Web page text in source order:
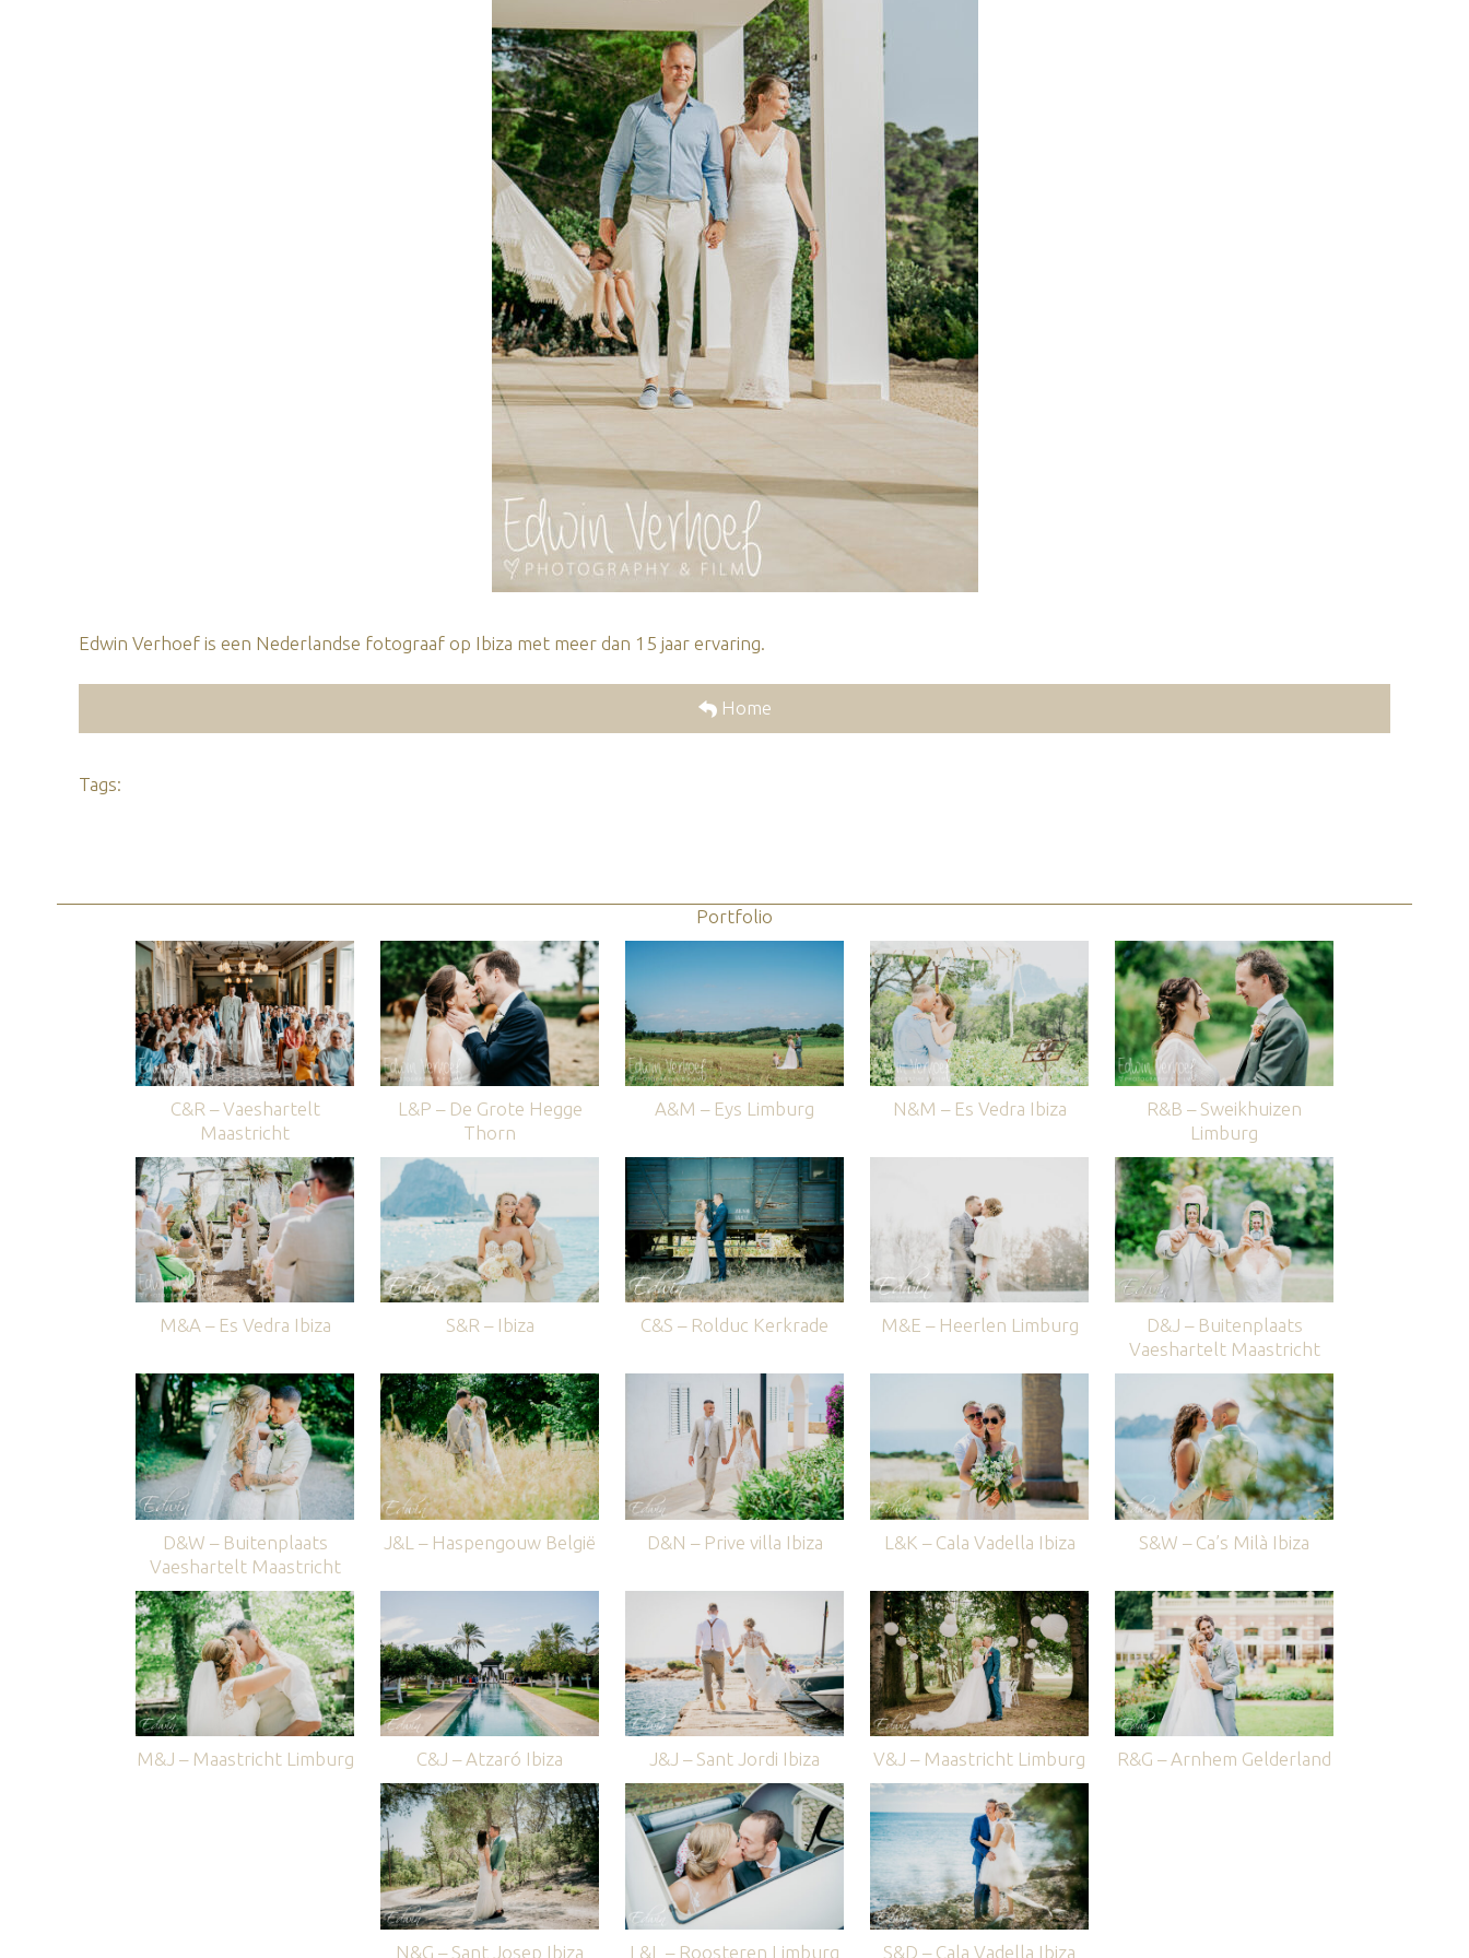
Edwin Verhoef is een Nederlandse fotograaf op Ibiza met meer dan 15 jaar ervaring.
Home
Tags:
Portfolio
C&R – Vaeshartelt
Maastricht
L&P – De Grote Hegge
Thorn
A&M – Eys Limburg N&M – Es Vedra Ibiza
R&B – Sweikhuizen
Limburg
M&A – Es Vedra Ibiza S&R – Ibiza C&S – Rolduc Kerkrade M&E – Heerlen Limburg
D&J – Buitenplaats
Vaeshartelt Maastricht
D&W – Buitenplaats
Vaeshartelt Maastricht
J&L – Haspengouw België D&N – Prive villa Ibiza L&K – Cala Vadella Ibiza S&W – Ca’s Milà Ibiza
M&J – Maastricht Limburg C&J – Atzaró Ibiza J&J – Sant Jordi Ibiza V&J – Maastricht Limburg R&G – Arnhem Gelderland
N&G – Sant Josep Ibiza L&L – Roosteren Limburg S&D – Cala Vadella Ibiza